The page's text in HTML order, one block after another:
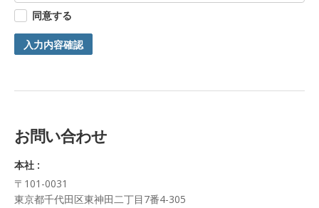
3. 個人情報の利用目的
お預かりした個人情報は、お問合せへの対応のために利用いた
します。
4. 第三者提供について
ご入力頂く個人情報は第三者に提供しません。
正・追加・削除、利用の停止または消去、第三者への提供の停
口に申し出ることができます。
その際、弊社はご本人を確認させていただいたうえで、合理的
な期間内に対応いたします。
同意する
入力内容確認
お問い合わせ
本社 :
〒101-0031
東京都千代田区東神田二丁目7番4-305